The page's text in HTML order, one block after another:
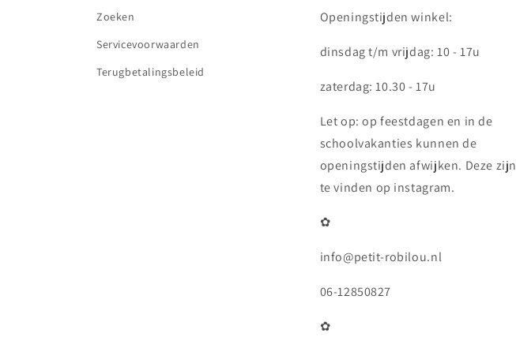
Zoeken
Servicevoorwaarden
Terugbetalingsbeleid
Openingstijden winkel:
dinsdag t/m vrijdag: 10 - 17u
zaterdag: 10.30 - 17u
Let op: op feestdagen en in de
schoolvakanties kunnen de
openingstijden afwijken. Deze zijn
te vinden op instagram.
✿
info@petit-robilou.nl
06-12850827
✿